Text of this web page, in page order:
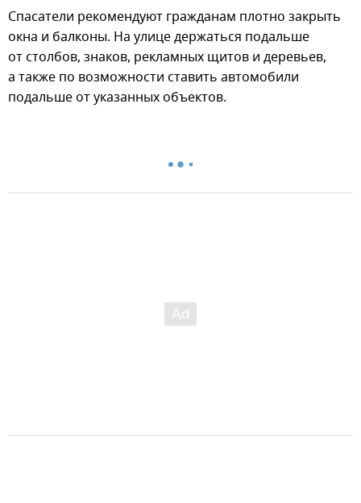
Спасатели рекомендуют гражданам плотно закрыть
окна и балконы. На улице держаться подальше
от столбов, знаков, рекламных щитов и деревьев,
а также по возможности ставить автомобили
подальше от указанных объектов.